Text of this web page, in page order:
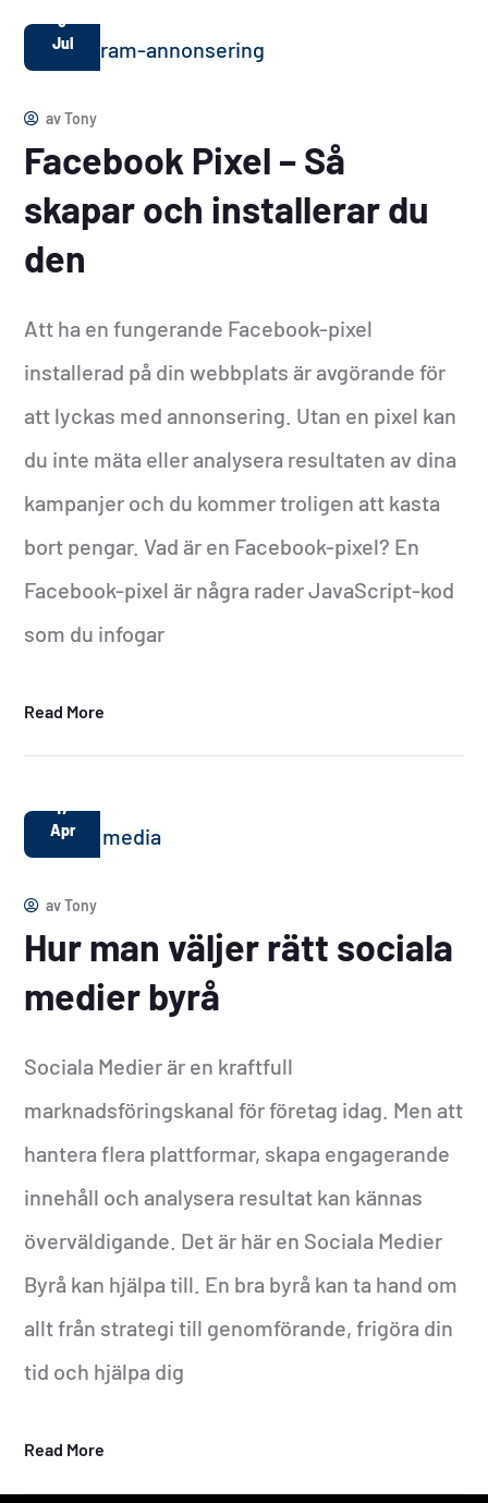
5
Jul
avTony
Facebook Pixel – Så
skapar och installerar du
den
Att ha en fungerande Facebook-pixel
installerad på din webbplats är avgörande för
att lyckas med annonsering. Utan en pixel kan
du inte mäta eller analysera resultaten av dina
kampanjer och du kommer troligen att kasta
bort pengar. Vad är en Facebook-pixel? En
Facebook-pixel är några rader JavaScript-kod
som du infogar
Read More
17
Apr
avTony
Hur man väljer rätt sociala
medier byrå
Sociala Medier är en kraftfull
marknadsföringskanal för företag idag. Men att
hantera flera plattformar, skapa engagerande
innehåll och analysera resultat kan kännas
överväldigande. Det är här en Sociala Medier
Byrå kan hjälpa till. En bra byrå kan ta hand om
allt från strategi till genomförande, frigöra din
tid och hjälpa dig
Read More